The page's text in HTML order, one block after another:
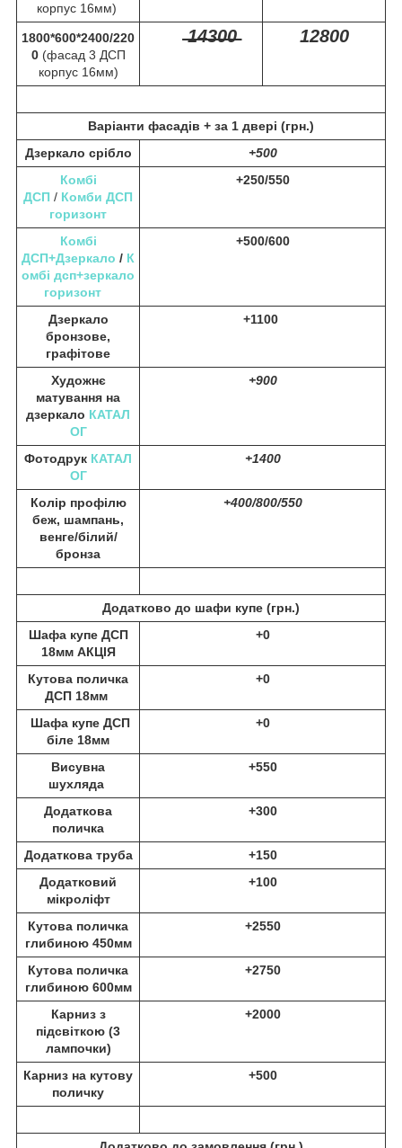
корпус 16мм)
1800*600*2400/220
0 (фасад 3 ДСП
корпус 16мм)
̶1̶4̶3̶0̶0̶ 12800
Варіанти фасадів + за 1 двері (грн.)
Дзеркало срібло
+500
Комбі
ДСП / Комби ДСП
горизонт
+250/550
Комбі
ДСП+Дзеркало / К
омбі дсп+зеркало
горизонт
+500/600
Дзеркало
бронзове,
графітове
+1100
Художнє
матування на
дзеркало КАТАЛ
ОГ
+900
Фотодрук КАТАЛ
ОГ
+1400
Колір профілю
беж, шампань,
венге/білий/
бронза
+400/800/550
Додатково до шафи купе (грн.)
Шафа купе ДСП
18мм АКЦІЯ
+0
Кутова поличка
ДСП 18мм
+0
Шафа купе ДСП
біле 18мм
+0
Висувна
шухляда
+550
Додаткова
поличка
+300
Додаткова труба
+150
Додатковий
мікроліфт
+100
Кутова поличка
глибиною 450мм
+2550
Кутова поличка
глибиною 600мм
+2750
Карниз з
підсвіткою (3
лампочки)
+2000
Карниз на кутову
поличку
+500